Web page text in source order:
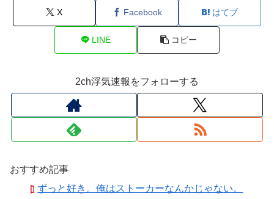
X Facebook はてブ
LINE コピー
2ch浮気速報をフォローする
おすすめ記事
ずっと好き。俺はストーカーなんかじゃない。